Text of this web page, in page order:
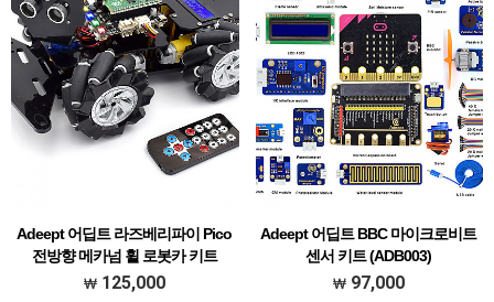
Adeept 어딥트 라즈베리파이 Pico
전방향 메카넘 휠 로봇카 키트
(ADR032)
125,000
Adeept 어딥트 BBC 마이크로비트
센서 키트 (ADB003)
[### 메뉴얼 한글 초벌 번역본 다운받기
97,000